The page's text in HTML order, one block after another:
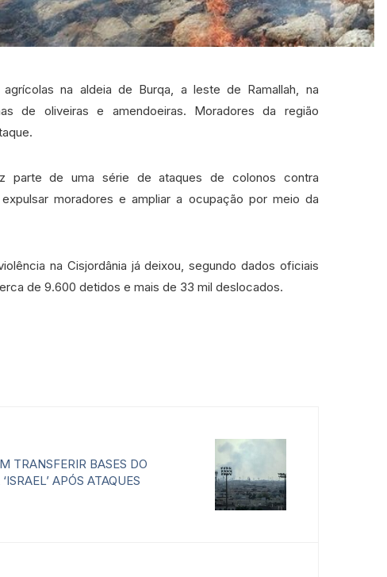
na aldeia de Burqa, a leste de Ramallah, na
de oliveiras e amendoeiras. Moradores da região
parte de uma série de ataques de colonos contra
moradores e ampliar a ocupação por meio da
na Cisjordânia já deixou, segundo dados oficiais
de 9.600 detidos e mais de 33 mil deslocados.
TRANSFERIR BASES DO
APÓS ATAQUES